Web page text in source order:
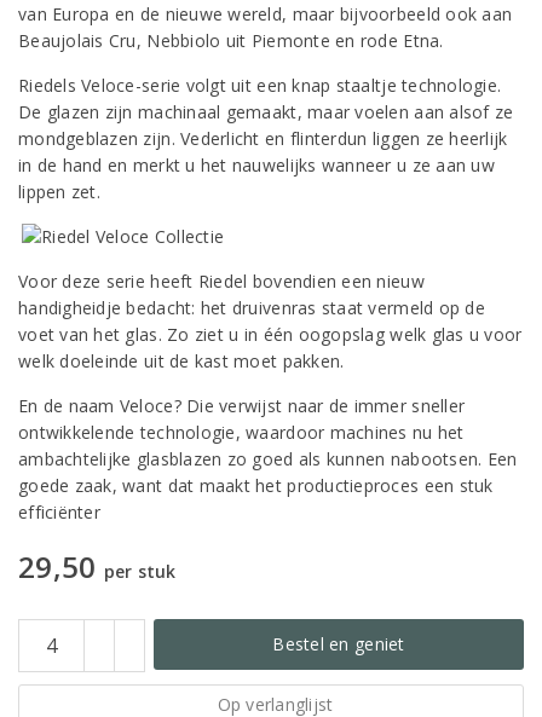
van Europa en de nieuwe wereld, maar bijvoorbeeld ook aan
Beaujolais Cru, Nebbiolo uit Piemonte en rode Etna.
Riedels Veloce-serie volgt uit een knap staaltje technologie.
De glazen zijn machinaal gemaakt, maar voelen aan alsof ze
mondgeblazen zijn. Vederlicht en flinterdun liggen ze heerlijk
in de hand en merkt u het nauwelijks wanneer u ze aan uw
lippen zet.
Voor deze serie heeft Riedel bovendien een nieuw
handigheidje bedacht: het druivenras staat vermeld op de
voet van het glas. Zo ziet u in één oogopslag welk glas u voor
welk doeleinde uit de kast moet pakken.
En de naam Veloce? Die verwijst naar de immer sneller
ontwikkelende technologie, waardoor machines nu het
ambachtelijke glasblazen zo goed als kunnen nabootsen. Een
goede zaak, want dat maakt het productieproces een stuk
efficiënter
29,50 per stuk
Bestel en geniet
Op verlanglijst